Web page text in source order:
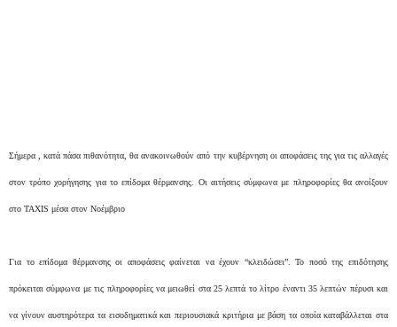
Σήμερα , κατά πάσα πιθανότητα, θα ανακοινωθούν από την κυβέρνηση οι αποφάσεις της για τις αλλαγές
στον τρόπο χορήγησης για το επίδομα θέρμανσης. Οι αιτήσεις σύμφωνα με πληροφορίες θα ανοίξουν
στο TAXIS μέσα στον Νοέμβριο
Για το επίδομα θέρμανσης οι αποφάσεις φαίνεται να έχουν “κλειδώσει”. Το ποσό της επιδότησης
πρόκειται σύμφωνα με τις πληροφορίες να μειωθεί στα 25 λεπτά το λίτρο έναντι 35 λεπτών πέρυσι και
να γίνουν αυστηρότερα τα εισοδηματικά και περιουσιακά κριτήρια με βάση τα οποία καταβάλλεται στα